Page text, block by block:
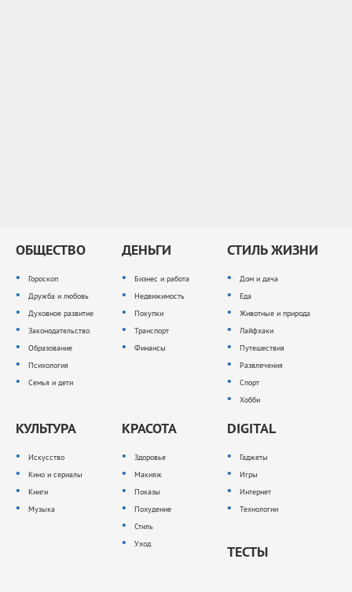
ОБЩЕСТВО
Гороскоп
Дружба и любовь
Духовное развитие
Законодательство
Образование
Психология
Семья и дети
ДЕНЬГИ
Бизнес и работа
Недвижимость
Покупки
Транспорт
Финансы
СТИЛЬ ЖИЗНИ
Дом и дача
Еда
Животные и природа
Лайфхаки
Путешествия
Развлечения
Спорт
Хобби
КУЛЬТУРА
Искусство
Кино и сериалы
Книги
Музыка
КРАСОТА
Здоровье
Макияж
Показы
Похудение
Стиль
Уход
DIGITAL
Гаджеты
Игры
Интернет
Технологии
ТЕСТЫ